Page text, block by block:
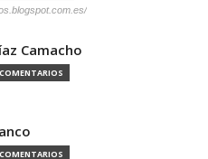
Camacho